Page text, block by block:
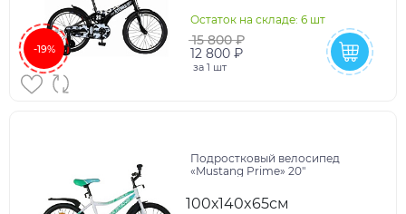
-19%
втулки сталь, пок
Остаток на складе: 6 шт
15 800 ₽
12 800 ₽
за 1 шт
Подростковый велосипед
«Mustang Prime» 20"
100х140x65см